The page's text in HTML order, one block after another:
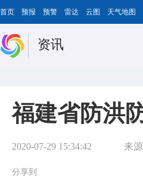
首页 预报 预警 雷达 云图 天气地图
资讯
福建省防洪
2020-07-29 15:34:42 来源
分享到